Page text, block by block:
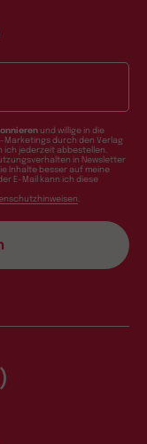
und willige in die
Marketings durch den Verlag
ich jederzeit abbestellen.
in Newsletter
Inhalte besser auf meine
E-Mail kann ich diese